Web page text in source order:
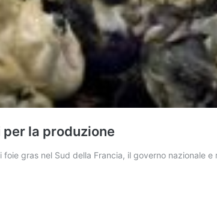
la produzione
gras nel Sud della Francia, il governo nazionale